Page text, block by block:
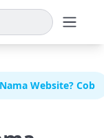
Website?